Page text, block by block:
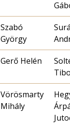
Szabó
György
Gerő Helén
Vörösmarty
Mihály